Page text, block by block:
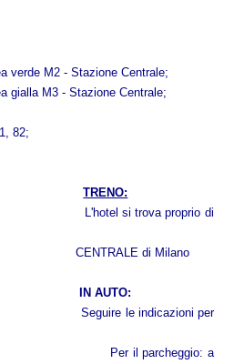
verde M2 - Stazione Centrale;
gialla M3 - Stazione Centrale;
82;
TRENO:
L'hotel si trova proprio di
di Milano
indicazioni per
a